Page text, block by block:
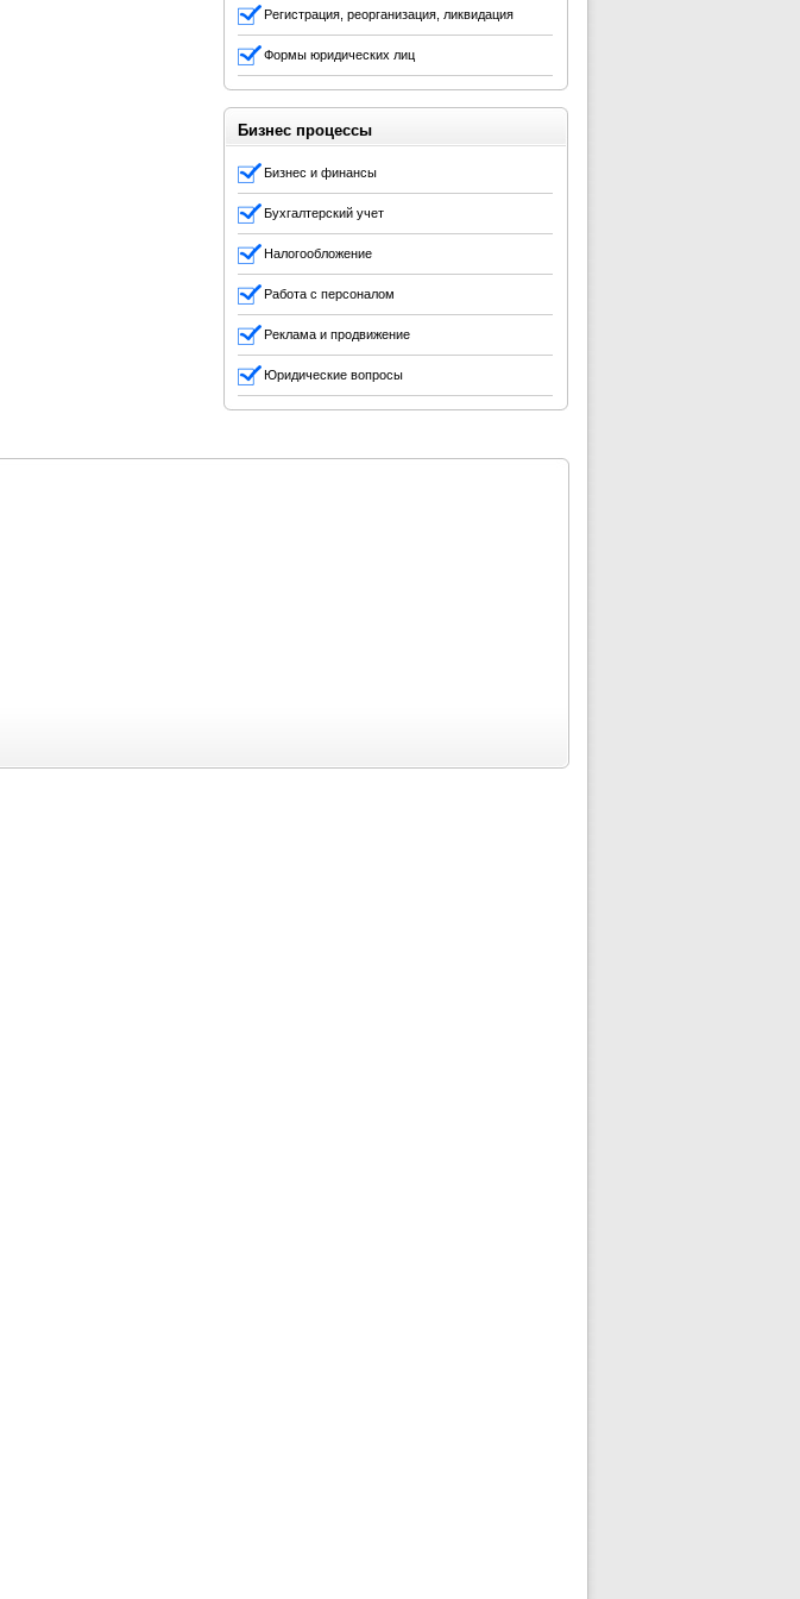
Регистрация, реорганизация, ликвидация
Формы юридических лиц
Бизнес процессы
Бизнес и финансы
Бухгалтерский учет
Налогообложение
Работа с персоналом
Реклама и продвижение
Юридические вопросы